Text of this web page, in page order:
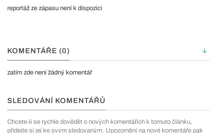
reportáž ze zápasu není k dispozici
KOMENTÁŘE (0)
zatím zde není žádný komentář
SLEDOVÁNÍ KOMENTÁŘŮ
Chcete-li se rychle dovědět o nových komentářích k tomuto článku,
přidejte si jej ke svým sledovaným. Upozornění na nové komentáře pak